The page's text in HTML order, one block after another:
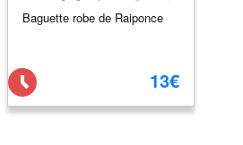
Baguette robe de Raiponce
13€